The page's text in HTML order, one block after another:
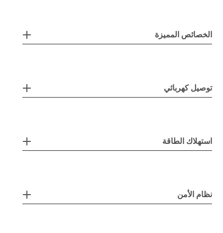
الخصائص المميزة
توصيل كهربائي
استهلاك الطاقة
نظام الأمن